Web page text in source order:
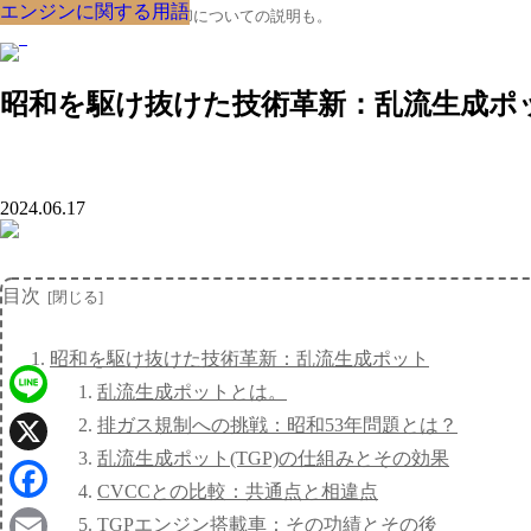
クルマの大辞典、購入･売却についての説明も。
昭和を駆け抜けた技術革新：乱流生成ポ
エンジンに関する用語
2024.06.17
目次
昭和を駆け抜けた技術革新：乱流生成ポット
乱流生成ポットとは。
排ガス規制への挑戦：昭和53年問題とは？
乱流生成ポット(TGP)の仕組みとその効果
CVCCとの比較：共通点と相違点
TGPエンジン搭載車：その功績とその後
エンジンに関する用語
エンジンに関する用語
エンジンに関する用語
エンジンに関する用語
エンジンに関する用語
エンジンに関する用語
エンジンに関する用語
エンジンに関する用語
Line
X
Facebook